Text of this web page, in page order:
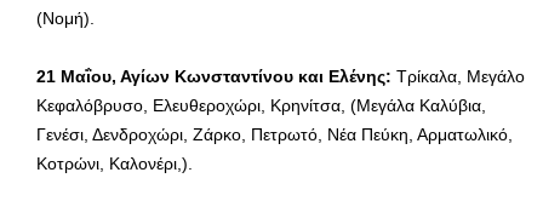
(Νομή).
21 Μαΐου, Αγίων Κωνσταντίνου και Ελένης: Τρίκαλα, Μεγάλο
Κεφαλόβρυσο, Ελευθεροχώρι, Κρηνίτσα, (Μεγάλα Καλύβια,
Γενέσι, Δενδροχώρι, Ζάρκο, Πετρωτό, Νέα Πεύκη, Αρματωλικό,
Κοτρώνι, Καλονέρι,).